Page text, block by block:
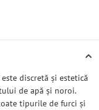
discretă și estetică
de apă și noroi.
tipurile de furci și